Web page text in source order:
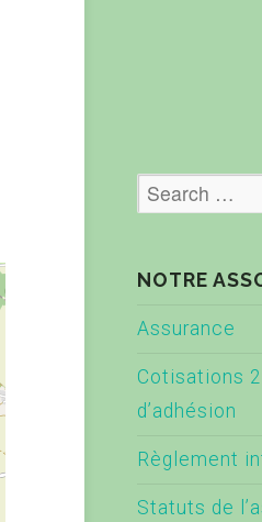
NOTRE
Assurance
Cotisations
d’adhésion
Règlement
Statuts de